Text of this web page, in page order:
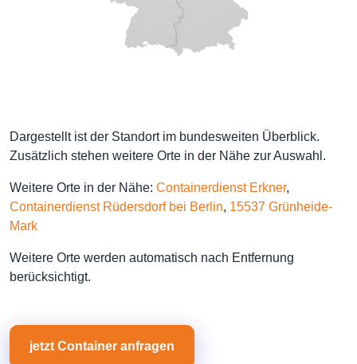
Dargestellt ist der Standort im bundesweiten Überblick.
Zusätzlich stehen weitere Orte in der Nähe zur Auswahl.
Weitere Orte in der Nähe: Containerdienst Erkner,
Containerdienst Rüdersdorf bei Berlin, 15537 Grünheide-
Mark
Weitere Orte werden automatisch nach Entfernung
berücksichtigt.
jetzt Container anfragen